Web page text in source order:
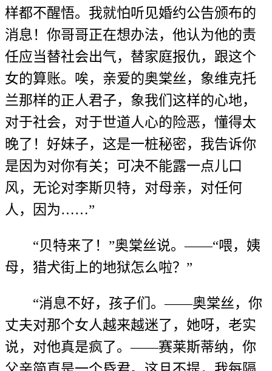
样都不醒悟。我就怕听见婚约公告颁布的
消息！你哥哥正在想办法，他认为他的责
任应当替社会出气，替家庭报仇，跟这个
女的算账。唉，亲爱的奥棠丝，象维克托
兰那样的正人君子，象我们这样的心地，
对于社会，对于世道人心的险恶，懂得太
晚了！好妹子，这是一桩秘密，我告诉你
是因为对你有关；可决不能露一点儿口
风，无论对李斯贝特，对母亲，对任何
人，因为……”
“贝特来了！”奥棠丝说。——“喂，姨
母，猎犬街上的地狱怎么啦？”
“消息不好，孩子们。——奥棠丝，你
丈夫对那个女人越来越迷了，她呀，老实
说，对他真是疯了。——赛莱斯蒂纳，你